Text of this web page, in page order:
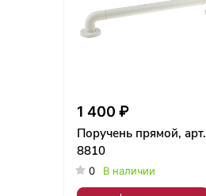
1 400 ₽
Поручень прямой, арт.
8810
0 В наличии